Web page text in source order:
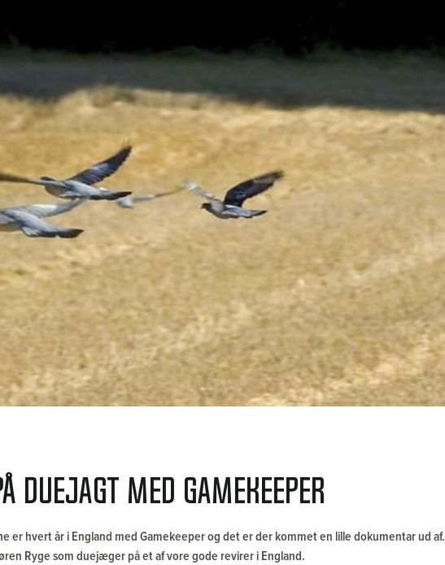
duejagt med Gamekeeper
er hvert år i England med Gamekeeper og det er der kommet en lille dokumentar ud af.
Ryge som duejæger på et af vore gode revirer i England.